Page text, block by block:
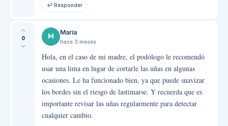
↩ Responder
0 M María
hace 3 meses
Hola, en el caso de mi madre, el podólogo le recomendó
usar una lima en lugar de cortarle las uñas en algunas
ocasiones. Le ha funcionado bien, ya que puede suavizar
los bordes sin el riesgo de lastimarse. Y recuerda que es
importante revisar las uñas regularmente para detectar
cualquier cambio.